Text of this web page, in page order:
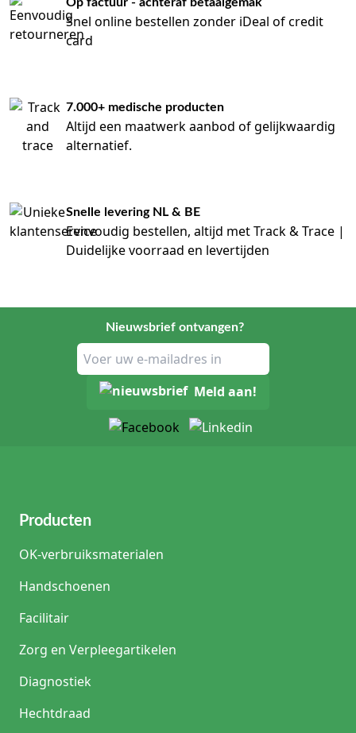
Op factuur - achteraf betaalgemak
Snel online bestellen zonder iDeal of credit
card
7.000+ medische producten
Altijd een maatwerk aanbod of gelijkwaardig
alternatief.
Snelle levering NL & BE
Eenvoudig bestellen, altijd met Track & Trace |
Duidelijke voorraad en levertijden
Nieuwsbrief ontvangen?
Meld aan!
Producten
OK-verbruiksmaterialen
Handschoenen
Facilitair
Zorg en Verpleegartikelen
Diagnostiek
Hechtdraad